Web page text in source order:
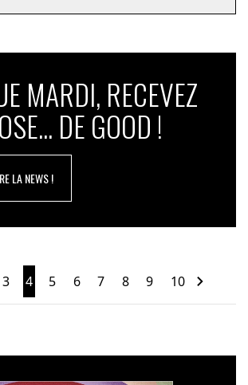
MARDI, RECEVEZ
DE GOOD !
LA NEWS !
3 4 5 6 7 8 9 10